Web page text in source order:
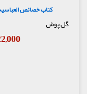
برتر از همه نسل
بدان امید که
کبرای علی (علیه
بگیرد، ان شاء اللّه.
کتاب خصائص
گل پوش
522,000